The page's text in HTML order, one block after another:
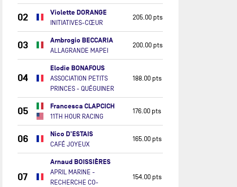
02 Violette DORANGE
INITIATIVES-CŒUR
205.00 pts
03 Ambrogio BECCARIA
ALLAGRANDE MAPEI
200.00 pts
04
Elodie BONAFOUS
ASSOCIATION PETITS
PRINCES - QUÉGUINER
188.00 pts
05 Francesca CLAPCICH
11TH HOUR RACING
176.00 pts
06 Nico D'ESTAIS
CAFÉ JOYEUX
165.00 pts
07
Arnaud BOISSIÈRES
APRIL MARINE -
RECHERCHE CO-
154.00 pts